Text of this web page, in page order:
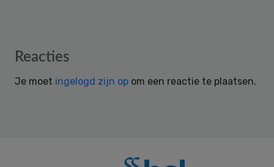
Reader
Reacties
Je moet ingelogd zijn op om een reactie te plaatsen.